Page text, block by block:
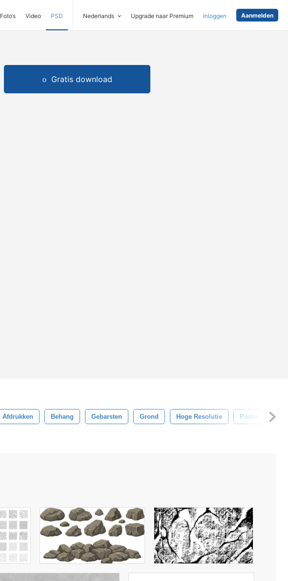
Foto‘s Video PSD Nederlands Upgrade naar Premium Inloggen Aanmelden
Gratis download
Afdrukken Behang Gebarsten Grond Hoge Resolutie Poster